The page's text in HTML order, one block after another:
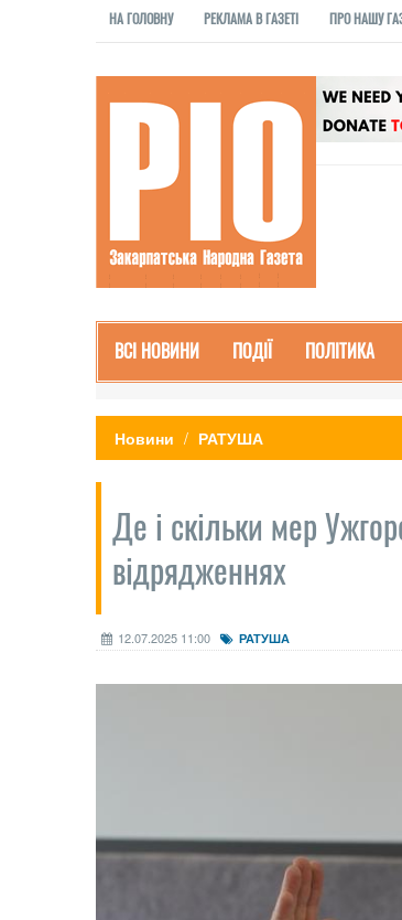
НА ГОЛОВНУ РЕКЛАМА В ГАЗЕТІ ПРО НАШУ
ВСІ НОВИНИ ПОДІЇ ПОЛІТИКА
Новини РАТУША
Де і скільки мер
відрядженнях
12.07.2025 11:00 РАТУША